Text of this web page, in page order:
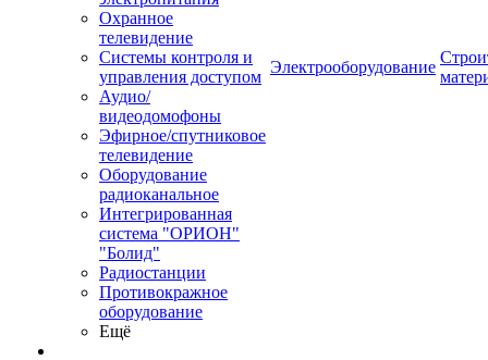
Охранное
телевидение
Системы контроля и
управления доступом
Аудио/
видеодомофоны
Эфирное/спутниковое
телевидение
Оборудование
радиоканальное
Интегрированная
система "ОРИОН"
"Болид"
Радиостанции
Противокражное
оборудование
Ещё
Электрооборудование